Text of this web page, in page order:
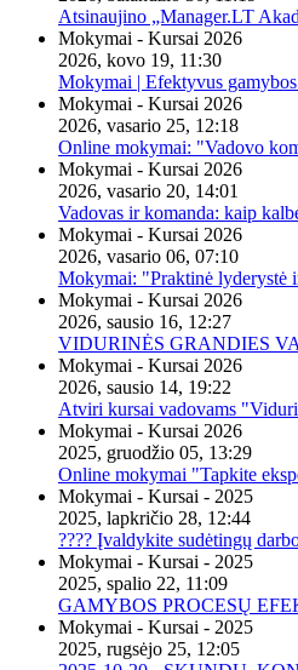
Atsinaujino „Manager.LT
Mokymai - Kursai 2026
2026, kovo 19, 11:30
Mokymai | Efektyvus
Mokymai - Kursai 2026
2026, vasario 25, 12:18
Online mokymai: "Vadovo
Mokymai - Kursai 2026
2026, vasario 20, 14:01
Vadovas ir komanda: kaip
Mokymai - Kursai 2026
2026, vasario 06, 07:10
Mokymai: "Praktinė lyderystė
Mokymai - Kursai 2026
2026, sausio 16, 12:27
VIDURINĖS GRANDIES
Mokymai - Kursai 2026
2026, sausio 14, 19:22
Atviri kursai vadovams
Mokymai - Kursai 2026
2025, gruodžio 05, 13:29
Online mokymai "Tapkite
Mokymai - Kursai - 2025
2025, lapkričio 28, 12:44
???? Įvaldykite sudėtingų
Mokymai - Kursai - 2025
2025, spalio 22, 11:09
GAMYBOS PROCESŲ
Mokymai - Kursai - 2025
2025, rugsėjo 25, 12:05